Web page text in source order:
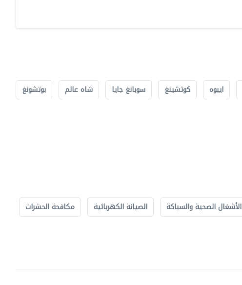
ايبوه كوتشينغ سوبانغ جايا شاه عالم بوتشونغ
الأشغال الصحية والسباكة الصيانة الكهربائية
مكافحة الحشرات